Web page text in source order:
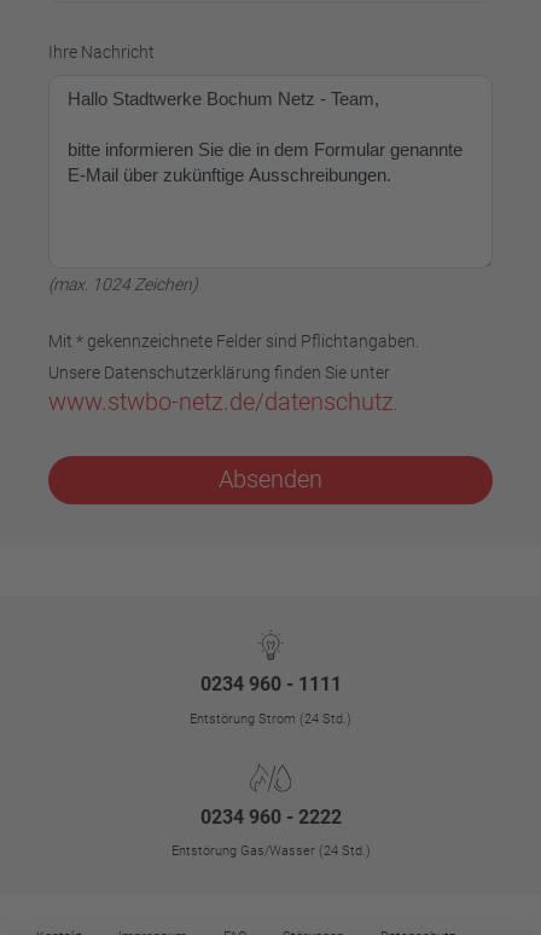
Ihre Nachricht
(max. 1024 Zeichen)
Mit * gekennzeichnete Felder sind Pflichtangaben.
Unsere Datenschutzerklärung finden Sie unter
www.stwbo-netz.de/datenschutz
Absenden
0234 960 - 1111
Entstörung Strom (24 Std.)
0234 960 - 2222
Entstörung Gas/Wasser (24 Std.)